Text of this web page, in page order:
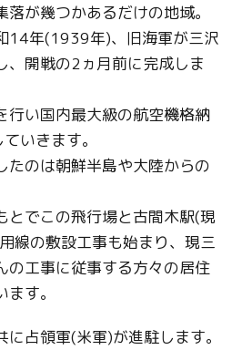
が幾つかあるだけの地域。
14年(1939年)、旧海軍が三沢
、開戦の2ヵ月前に完成しま
行い国内最大級の航空機格納
いきます。
たのは朝鮮半島や大陸からの
とでこの飛行場と古間木駅(現
線の敷設工事も始まり、現三
の工事に従事する方々の居住
す。
占領軍(米軍)が進駐します。